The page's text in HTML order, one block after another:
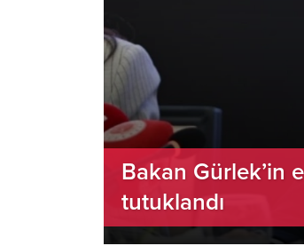
Bakan Gürlek’in
tutuklandı